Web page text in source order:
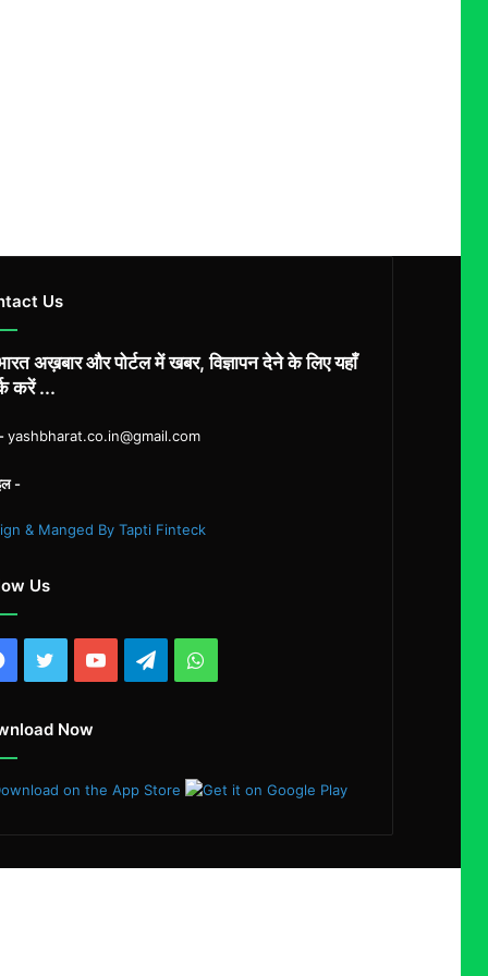
Us
अख़बार और पोर्टल में खबर, विज्ञापन देने के लिए यहाँ
करें ...
yashbharat.co.in@gmail.com
-
& Manged By Tapti Finteck
Us
Facebook
TwitterYouTubeTelegramWhatsApp
Now